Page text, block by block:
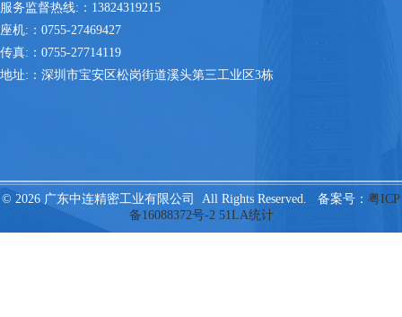
服务监督热线:：13824319215
座机:：0755-27469427
传真:：0755-27714119
地址:：深圳市宝安区松岗街道溪头第三工业区3栋
© 2026 广东中连精密工业有限公司 All Rights Reserved. 备案号： 粤ICP
备16088372号-2 51LA统计